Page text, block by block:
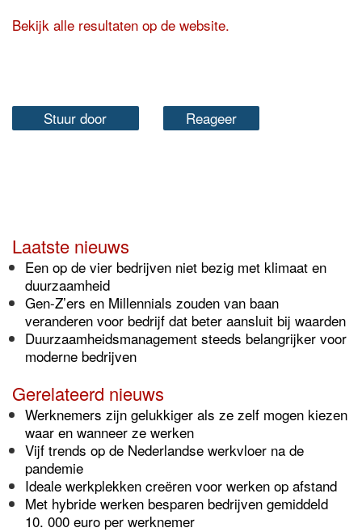
Bekijk alle resultaten op de website.
Stuur door Reageer
Laatste nieuws
Een op de vier bedrijven niet bezig met klimaat en
duurzaamheid
Gen-Z’ers en Millennials zouden van baan
veranderen voor bedrijf dat beter aansluit bij waarden
Duurzaamheidsmanagement steeds belangrijker voor
moderne bedrijven
Gerelateerd nieuws
Werknemers zijn gelukkiger als ze zelf mogen kiezen
waar en wanneer ze werken
Vijf trends op de Nederlandse werkvloer na de
pandemie
Ideale werkplekken creëren voor werken op afstand
Met hybride werken besparen bedrijven gemiddeld
10. 000 euro per werknemer